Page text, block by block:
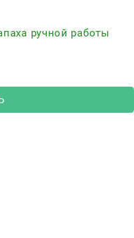
ручной работы